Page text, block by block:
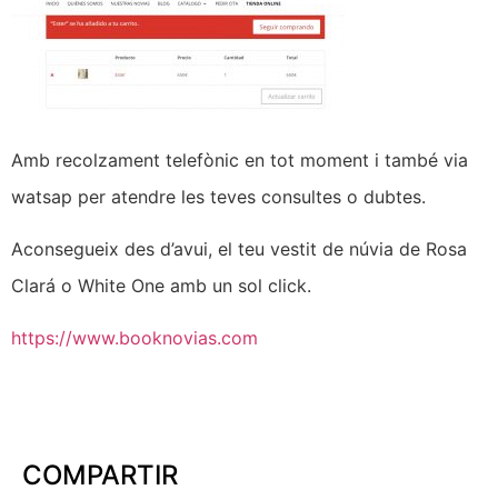
Amb recolzament telefònic en tot moment i també via
watsap per atendre les teves consultes o dubtes.
Aconsegueix des d’avui, el teu vestit de núvia de Rosa
Clará o White One amb un sol click.
https://www.booknovias.com
COMPARTIR